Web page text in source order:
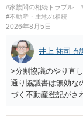
があり出席できない
はないので、ｍｉｎ
限までに届けばよい
にお問い合わせくだ
#家族間の相続トラブル
#不動産・土地の相続
2026年8月5日
井上 祐司 弁
>分割協議のやり直
通り協議書は無効
づく不動産登記がさ
方の訴訟の主張及び